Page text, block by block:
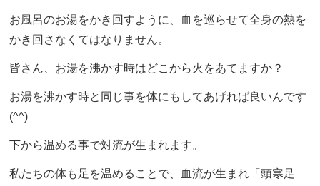
お風呂のお湯をかき回すように、血を巡らせて全身の熱を
かき回さなくてはなりません。
皆さん、お湯を沸かす時はどこから火をあてますか？
お湯を沸かす時と同じ事を体にもしてあげれば良いんです
(^^)
下から温める事で対流が生まれます。
私たちの体も足を温めることで、血流が生まれ「頭寒足